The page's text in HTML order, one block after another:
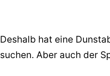
Deshalb hat eine
suchen. Aber auch der